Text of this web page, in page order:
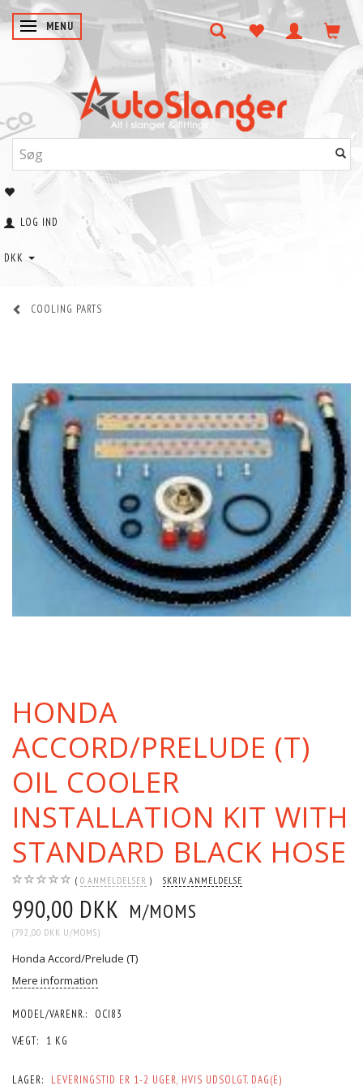
SKIFTE NAVIGATION
MENU
LOG IND
DKK
COOLING PARTS
HONDA
ACCORD/PRELUDE (T)
OIL COOLER
INSTALLATION KIT WITH
STANDARD BLACK HOSE
0 ANMELDELSER SKRIV ANMELDELSE
990,00 DKK M/MOMS
(792,00 DKK U/MOMS)
Honda Accord/Prelude (T)
Mere information
MODEL/VARENR.:
OCI83
VÆGT:
1 KG
LAGER: LEVERINGSTID ER 1-2 UGER, HVIS UDSOLGT. DAG(E)